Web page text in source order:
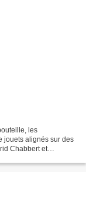
les
jouets alignés sur des
Chabbert et